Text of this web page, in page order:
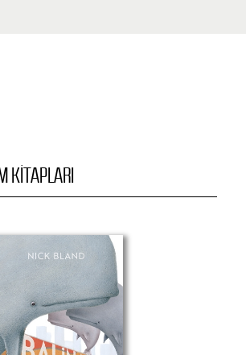
KITAPLARI